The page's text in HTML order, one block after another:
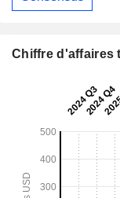
Chiffre d'affaires